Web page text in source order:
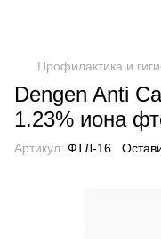
Профилактика и
Dengen Anti
1.23% иона
Артикул: ФТЛ-16